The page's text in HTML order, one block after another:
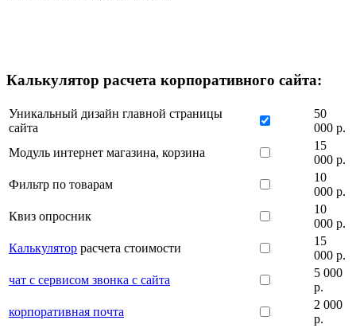
Калькулятор расчета корпоративного сайта:
Уникальный дизайн главной страницы
сайта
50
000 р.
Модуль интернет магазина, корзина
15
000 р.
Фильтр по товарам
10
000 р.
Квиз опросник
10
000 р.
Калькулятор расчета стоимости
15
000 р.
чат с сервисом звонка с сайта
5 000
р.
корпоративная почта
2 000
р.